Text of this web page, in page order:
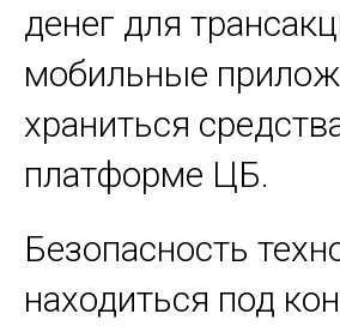
денег для
мобильные
храниться
платформе ЦБ.
Безопасность
находиться под